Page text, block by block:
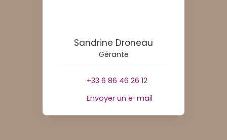
Sandrine Droneau
Gérante
+33 6 86 46 26 12
Envoyer un e-mail